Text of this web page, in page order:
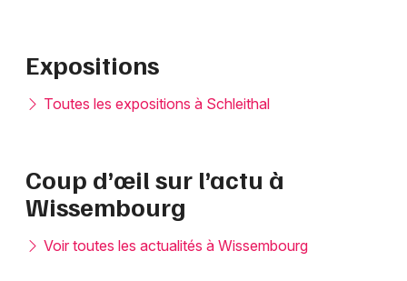
Expositions
Toutes les expositions à Schleithal
Coup d’œil sur l’actu à
Wissembourg
Voir toutes les actualités à Wissembourg